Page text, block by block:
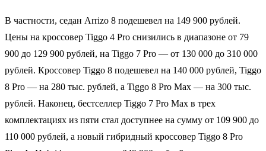
В частности, седан Arrizo 8 подешевел на 149 900 рублей.
Цены на кроссовер Tiggo 4 Pro снизились в диапазоне от 79
900 до 129 900 рублей, на Tiggo 7 Pro — от 130 000 до 310 000
рублей. Кроссовер Tiggo 8 подешевел на 140 000 рублей, Tiggo
8 Pro — на 280 тыс. рублей, а Tiggo 8 Pro Max — на 300 тыс.
рублей. Наконец, бестселлер Tiggo 7 Pro Max в трех
комплектациях из пяти стал доступнее на сумму от 109 900 до
110 000 рублей, а новый гибридный кроссовер Tiggo 8 Pro